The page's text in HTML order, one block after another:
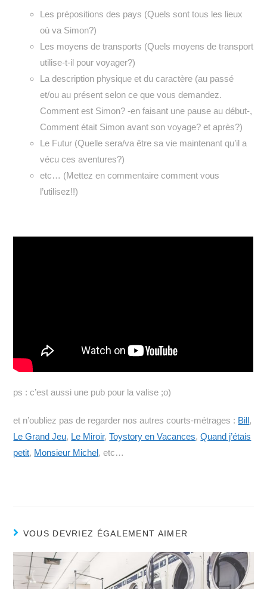
Les prépositions des pays (Quels sont tous les lieux
où va Simon?)
Les moyens de transports (Quels moyens de transport
utilise-t-il pour voyager?)
La description physique et du caractère (au passé
et/ou au présent selon ce que vous demandez.
Comment est Simon? -en faisant une pause au début-,
Comment était Simon avant son voyage? et après?)
Le Futur (Quelle sera/va être sa vie maintenant qu’il a
vécu ces aventures?)
etc… (Mettez en commentaire comment vous
l’utilisez!!)
ps : c’est aussi une pub pour la valise ;o)
et n’oubliez pas de regarder nos autres courts-métrages : Bill,
Le Grand Jeu, Le Miroir,Toystory en Vacances,Quand j’étais
petit, Monsieur Michel, etc…
VOUS DEVRIEZ ÉGALEMENT AIMER